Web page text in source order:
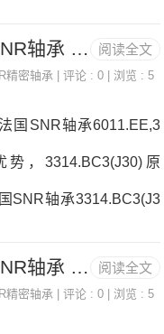
价格719
参数3314.BC3(J30)价
采购 热销型号推荐：
FB22435-H RK6-22E
阅读全文
3314.BC3(J30) 法国SNR轴承 TOOL HMV24 / PISTON SEALS
精密轴承 | 评论 : 0 | 浏览 : 5
国SNR轴承6011.EE,3
势，3314.BC3(J30)原
SNR轴承3314.BC3(J3
价格UKP.2
阅读全文
3314.BC3(J30) 法国SNR轴承 3316S
精密轴承 | 评论 : 0 | 浏览 : 5